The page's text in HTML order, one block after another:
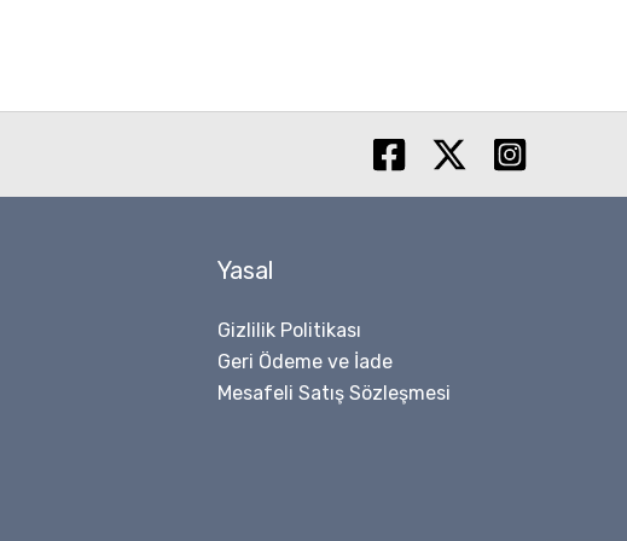
Yasal
Gizlilik Politikası
Geri Ödeme ve İade
Mesafeli Satış Sözleşmesi